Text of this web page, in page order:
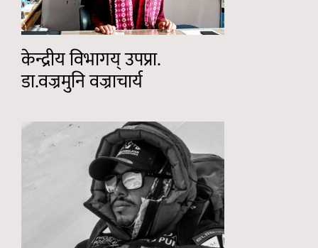
केन्द्रीय विभागय् उपप्रा.
डा.वज्रमुनि वज्राचार्य